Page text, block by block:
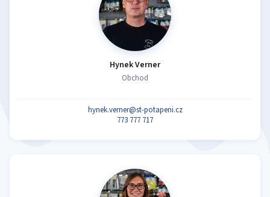
Hynek Verner
Obchod
hynek.verner@st-potapeni.cz
773 777 717